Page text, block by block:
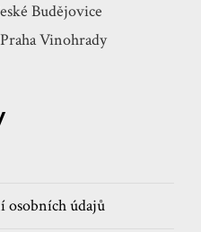
Budějovice
Vinohrady
osobních údajů